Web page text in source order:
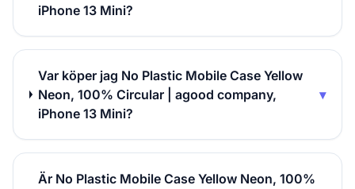
iPhone 13 Mini?
Var köper jag No Plastic Mobile Case Yellow
Neon, 100% Circular | agood company,
iPhone 13 Mini?
▾
Är No Plastic Mobile Case Yellow Neon, 100%